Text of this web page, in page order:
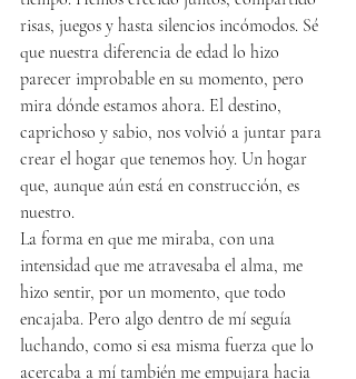
risas, juegos y hasta silencios incómodos. Sé
que nuestra diferencia de edad lo hizo
parecer improbable en su momento, pero
mira dónde estamos ahora. El destino,
caprichoso y sabio, nos volvió a juntar para
crear el hogar que tenemos hoy. Un hogar
que, aunque aún está en construcción, es
nuestro.
La forma en que me miraba, con una
intensidad que me atravesaba el alma, me
hizo sentir, por un momento, que todo
encajaba. Pero algo dentro de mí seguía
luchando, como si esa misma fuerza que lo
acercaba a mí también me empujara hacia